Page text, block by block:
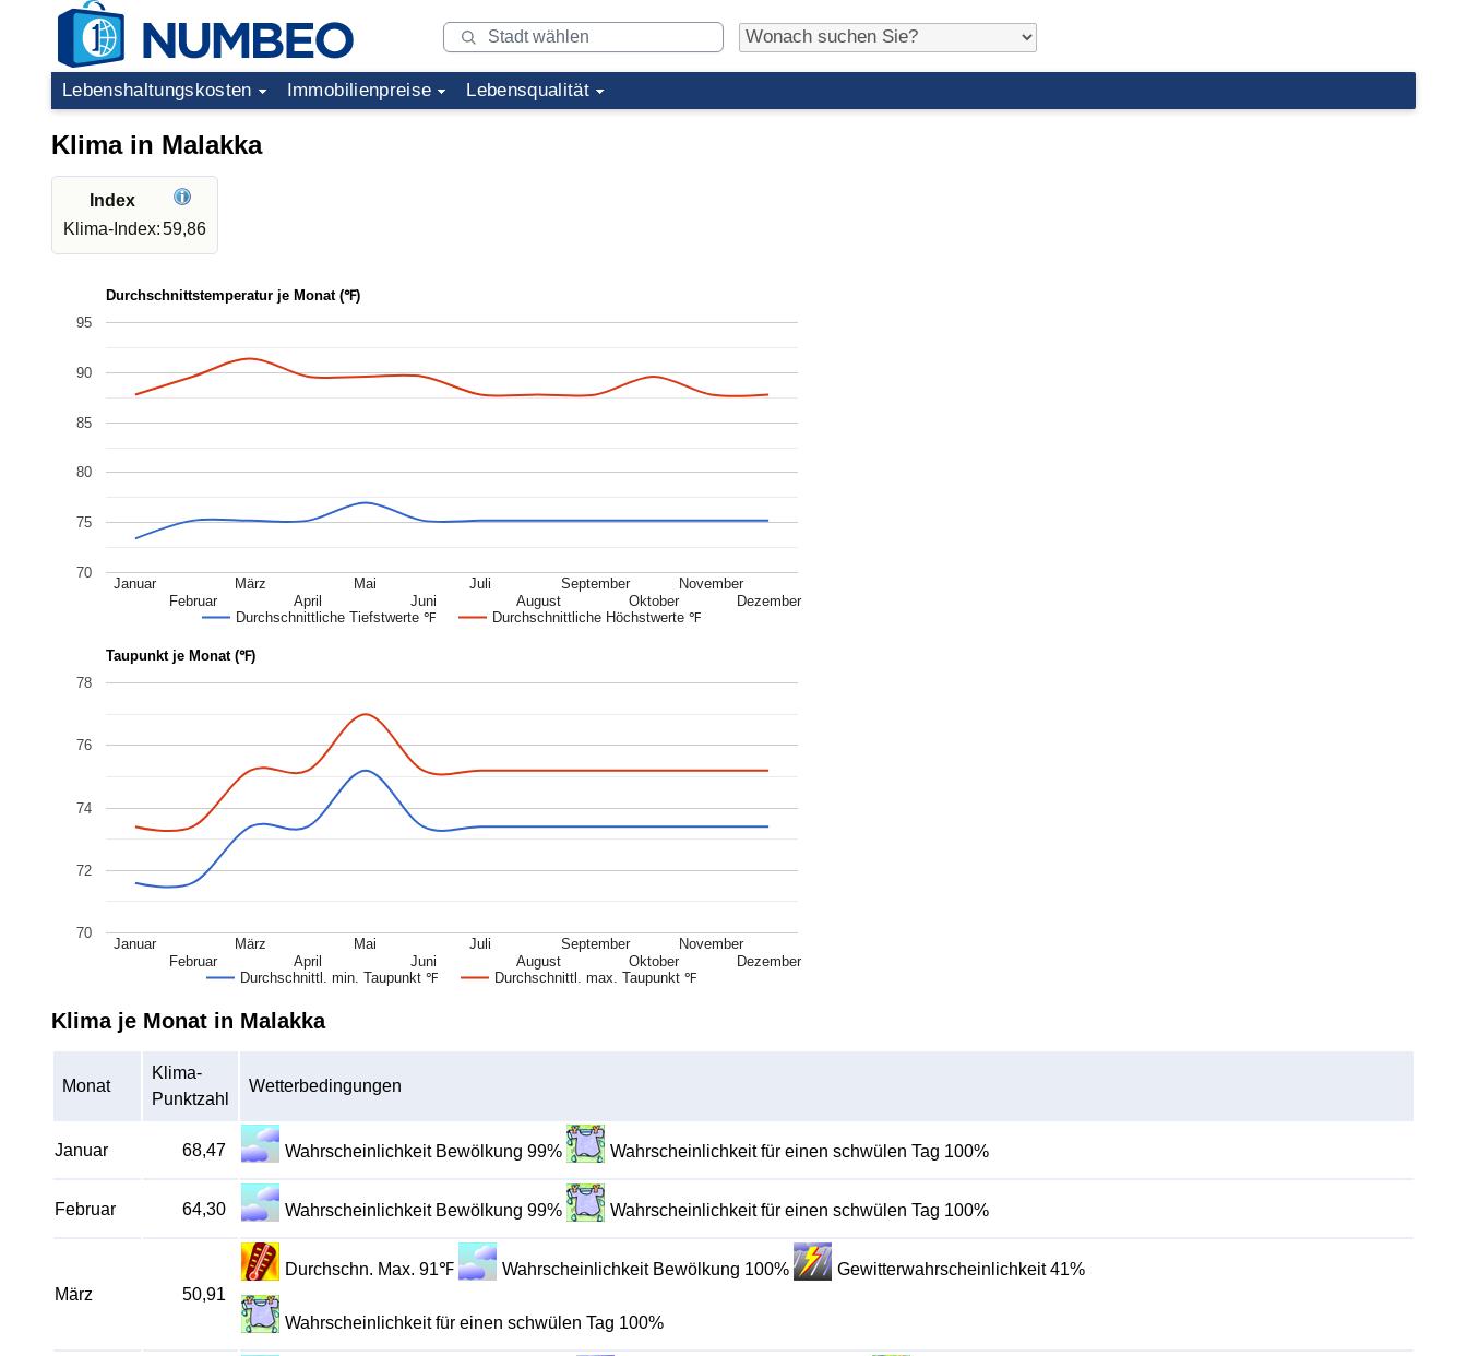
Lebenshaltungskosten Immobilienpreise Lebensqualität
Klima in Malakka
Index
Klima-Index:59,86
Durchschnittstemperatur je Monat (℉)
Durchschnittliche Tiefstwerte ℉ Durchschnittliche Höchstwerte ℉
Januar
Februar
März
April
Mai
Juni
Juli
August
September
Oktober
November
Dezember
70
75
80
85
90
95
Taupunkt je Monat (℉)
Durchschnittl. min. Taupunkt ℉ Durchschnittl. max. Taupunkt ℉
Januar
Februar
März
April
Mai
Juni
Juli
August
September
Oktober
November
Dezember
70
72
74
76
78
Klima je Monat in Malakka
Monat
Klima-
Punktzahl
Wetterbedingungen
Januar 68,47 Wahrscheinlichkeit Bewölkung 99% Wahrscheinlichkeit für einen schwülen Tag 100%
Februar 64,30 Wahrscheinlichkeit Bewölkung 99% Wahrscheinlichkeit für einen schwülen Tag 100%
März 50,91
Durchschn. Max. 91℉ Wahrscheinlichkeit Bewölkung 100% Gewitterwahrscheinlichkeit 41%
Wahrscheinlichkeit für einen schwülen Tag 100%